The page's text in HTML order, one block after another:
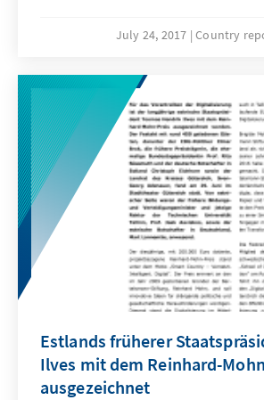
landesweit die Regierungspartei
und Bauern) gewinnen, trotz
den größeren Städten
zur Wahl waren 1.443.801
955 Wahllokalen die
Stimme abzugeben. Davon
machten aber nur 727.839.
July 24, 2017 Country
Estlands früherer
Ilves mit dem Reinhard-
ausgezeichnet